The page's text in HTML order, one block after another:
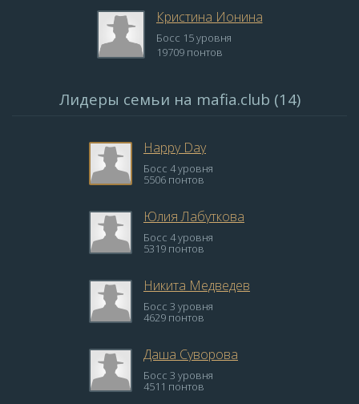
Кристина Ионина
Босс 15 уровня
19709 понтов
Лидеры семьи на mafia.club (14)
Happy Day
Босс 4 уровня
5506 понтов
Юлия Лабуткова
Босс 4 уровня
5319 понтов
Никита Медведев
Босс 3 уровня
4629 понтов
Даша Суворова
Босс 3 уровня
4511 понтов